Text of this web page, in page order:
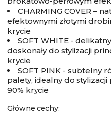
CHARMING COVER –
efektownymi złotymi
krycie
SOFT WHITE -
doskonały do stylizacji
krycie
SOFT PINK - subtelny
palety, idealny do stylizacji
90% krycie
Główne cechy: